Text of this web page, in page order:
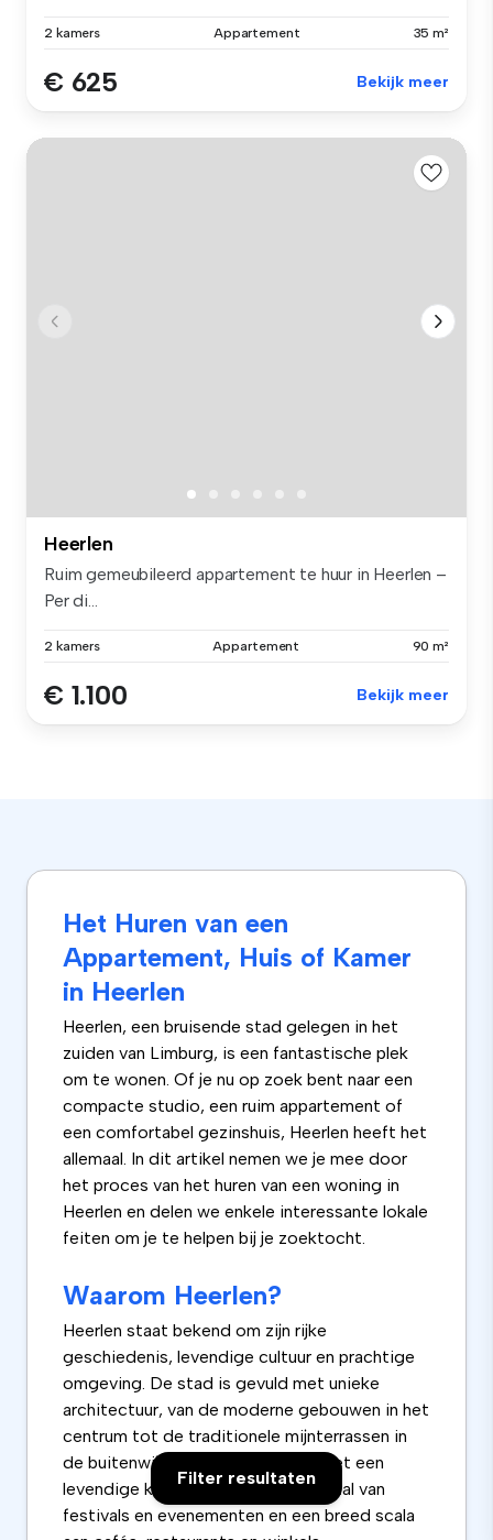
Filter resultaten
2 kamers Appartement 35 m²
€ 625 Bekijk meer
Heerlen
Ruim gemeubileerd appartement te huur in Heerlen –
Per di...
2 kamers Appartement 90 m²
€ 1.100 Bekijk meer
Het Huren van een
Appartement, Huis of Kamer
in Heerlen
Heerlen, een bruisende stad gelegen in het
zuiden van Limburg, is een fantastische plek
om te wonen. Of je nu op zoek bent naar een
compacte studio, een ruim appartement of
een comfortabel gezinshuis, Heerlen heeft het
allemaal. In dit artikel nemen we je mee door
het proces van het huren van een woning in
Heerlen en delen we enkele interessante lokale
feiten om je te helpen bij je zoektocht.
Waarom Heerlen?
Heerlen staat bekend om zijn rijke
geschiedenis, levendige cultuur en prachtige
omgeving. De stad is gevuld met unieke
architectuur, van de moderne gebouwen in het
centrum tot de traditionele mijnterrassen in
de buitenwijken. Het is een stad met een
levendige kunst- en muziekscene, tal van
festivals en evenementen en een breed scala